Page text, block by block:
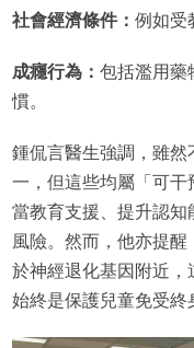
社會經濟條件： 例如受
成癮行為： 包括濫用藥
慣。
鍾侃言醫生強調，雖
一，但這些均屬「可
當教育支援、提升認
風險。然而，他亦提
於神經退化基因附近，
始終是保護兒童免受終